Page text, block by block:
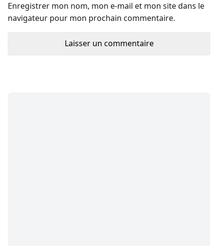
Enregistrer mon nom, mon e-mail et mon site dans le
navigateur pour mon prochain commentaire.